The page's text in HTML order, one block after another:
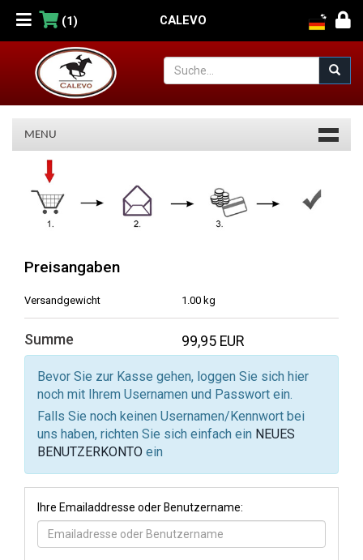
(1) CALEVO
MENU
Warenkorb
Preisangaben
Versandgewicht 1.00 kg
Summe 99,95 EUR
Bevor Sie zur Kasse gehen, loggen Sie sich hier
noch mit Ihrem Usernamen und Passwort ein.
Falls Sie noch keinen Usernamen/Kennwort bei
uns haben, richten Sie sich einfach ein NEUES
BENUTZERKONTO ein
Ihre Emailaddresse oder Benutzername: